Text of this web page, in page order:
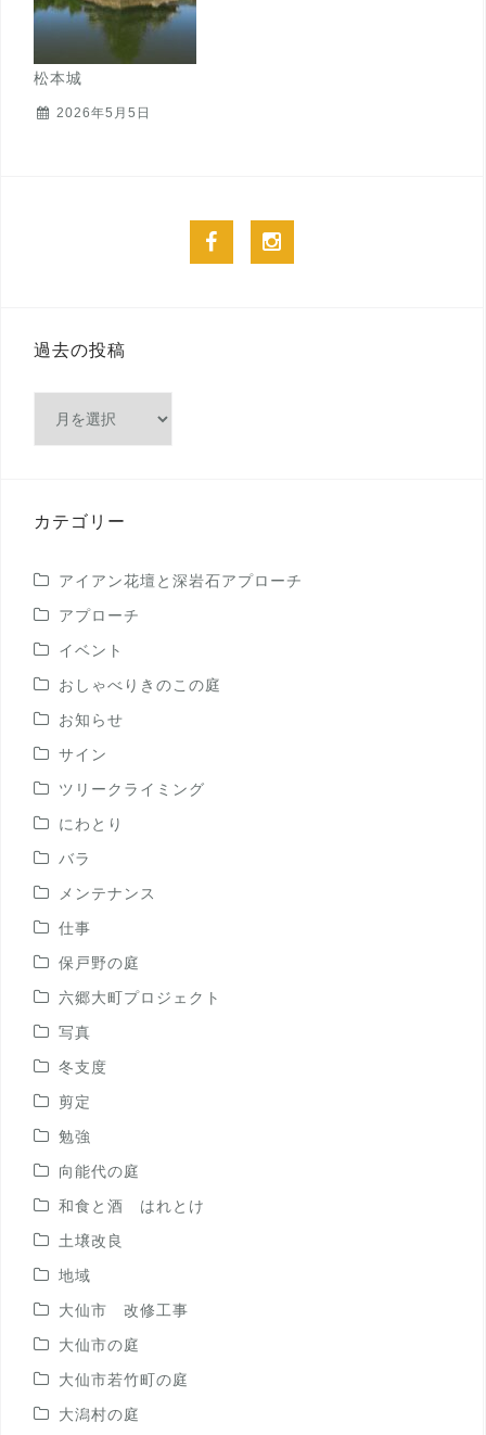
松本城
2026年5月5日
facebook
過去の投稿
稿
カテゴリー
アイアン花壇と深岩石アプローチ
アプローチ
イベント
おしゃべりきのこの庭
お知らせ
サイン
ツリークライミング
にわとり
バラ
メンテナンス
仕事
保戸野の庭
六郷大町プロジェクト
写真
冬支度
剪定
勉強
向能代の庭
和食と酒 はれとけ
土壌改良
地域
大仙市 改修工事
大仙市の庭
大仙市若竹町の庭
大潟村の庭